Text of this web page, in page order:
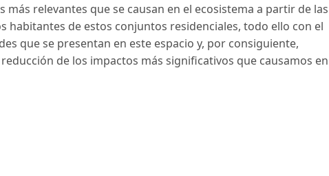
relevantes que se causan en el ecosistema a partir de las
habitantes de estos conjuntos residenciales, todo ello con el
que se presentan en este espacio y, por consiguiente,
de los impactos más significativos que causamos en